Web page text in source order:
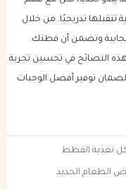
تدريجيًا. من خلال
وتضمن أن قطتك
النصائح في تحسين تجربة
توفير أفضل الوجبات
تغذية القطط
الطعام الجديد